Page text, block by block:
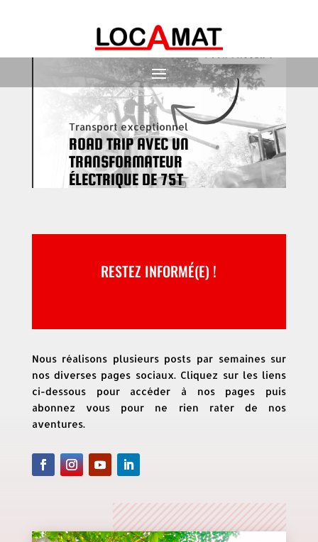
Transport exceptionnel
ROAD TRIP AVEC UN
TRANSFORMATEUR
ÉLECTRIQUE DE 75T
RESTEZ INFORMÉ(E) !
Nous réalisons plusieurs posts par semaines sur
nos diverses pages sociaux. Cliquez sur les liens
ci-dessous pour accéder à nos pages puis
abonnez vous pour ne rien rater de nos
aventures.